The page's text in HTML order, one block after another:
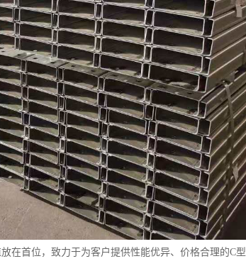
在首位，致力于为客户提供性能优异、价格合理的C型